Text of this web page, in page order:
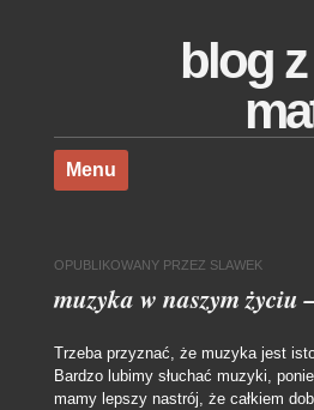
blog
Menu
Skocz do treści
OPUBLIKOWANY PRZEZ SLAWEK
muzyka w naszym życiu
Trzeba przyznać, że muzyka jest
Bardzo lubimy słuchać muzyki,
mamy lepszy nastrój, że całkiem